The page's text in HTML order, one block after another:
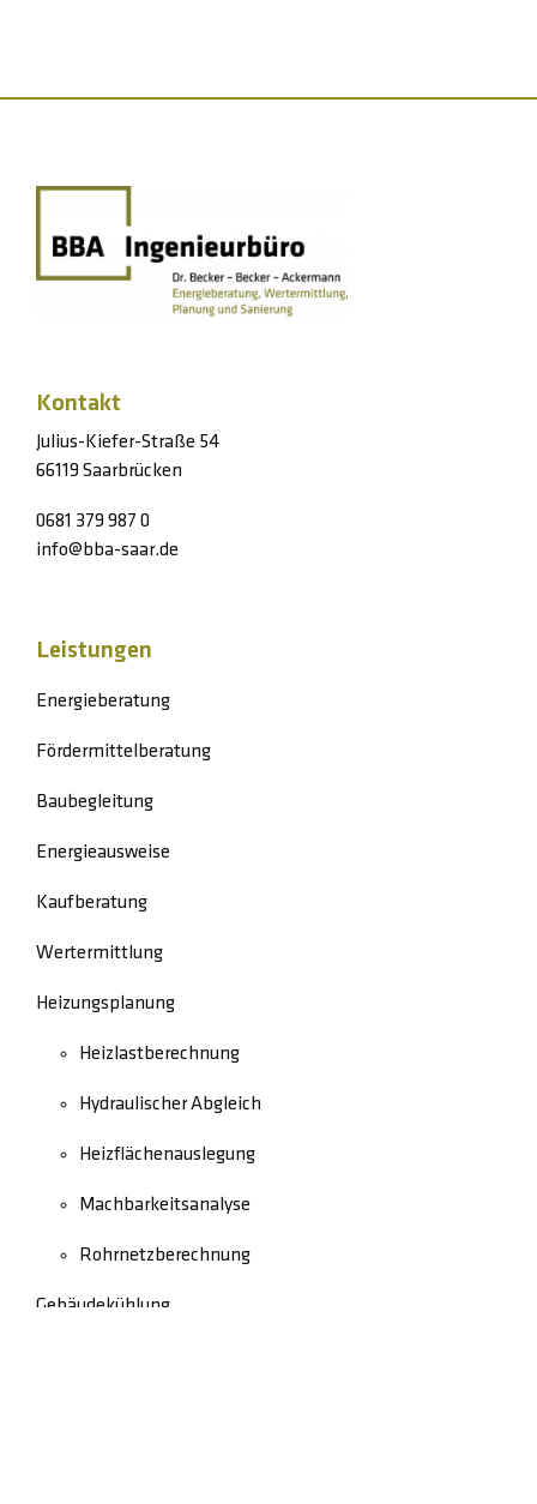
Kontakt
Julius-Kiefer-Straße 54
66119 Saarbrücken
0681 379 987 0
info@bba-saar.de
Leistungen
Energieberatung
Fördermittelberatung
Baubegleitung
Energieausweise
Kaufberatung
Wertermittlung
Heizungsplanung
Heizlastberechnung
Hydraulischer Abgleich
Heizflächenauslegung
Machbarkeitsanalyse
Rohrnetzberechnung
Gebäudekühlung